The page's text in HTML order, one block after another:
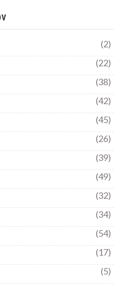
(2)
(22)
(38)
(42)
(45)
(26)
(39)
(49)
(32)
(34)
(54)
(17)
(5)